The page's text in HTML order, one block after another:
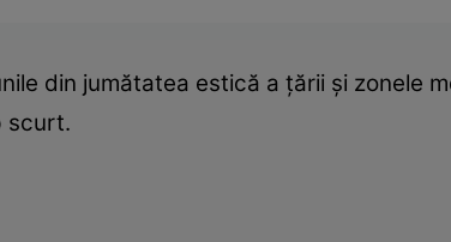
din jumătatea estică a țării și zonele
scurt.